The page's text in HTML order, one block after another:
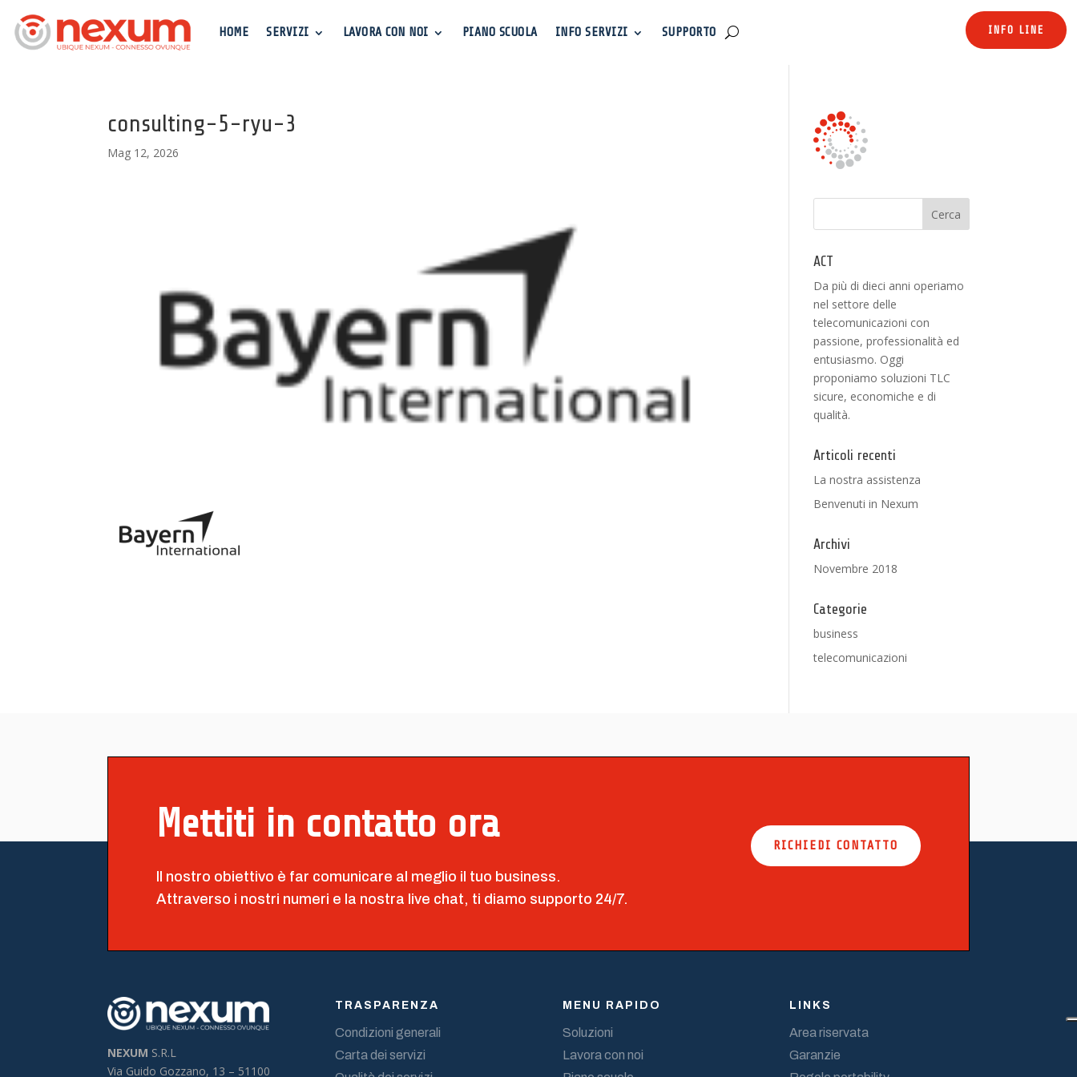
HOME SERVIZI LAVORA CON NOI PIANO SCUOLA INFO SERVIZI SUPPORTO INFO LINE
consulting-5-ryu-3
Mag 12, 2026
ACT
Da più di dieci anni operiamo
nel settore delle
telecomunicazioni con
passione, professionalità ed
entusiasmo. Oggi
proponiamo soluzioni TLC
sicure, economiche e di
qualità.
Articoli recenti
La nostra assistenza
Benvenuti in Nexum
Archivi
Novembre 2018
Categorie
business
telecomunicazioni
Mettiti in contatto ora
Il nostro obiettivo è far comunicare al meglio il tuo business.
Attraverso i nostri numeri e la nostra live chat, ti diamo supporto 24/7.
RICHIEDI CONTATTO
NEXUM S.R.L
Via Guido Gozzano, 13 – 51100
TRASPARENZA
Condizioni generali
Carta dei servizi
MENU RAPIDO
Soluzioni
Lavora con noi
LINKS
Area riservata
Garanzie